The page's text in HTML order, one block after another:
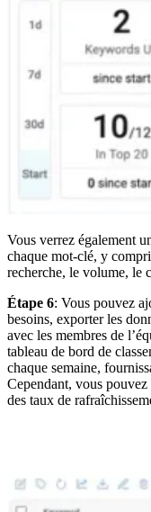
Vous verrez également
chaque mot-clé, y
recherche, le volume, le
Étape 6: Vous pouvez
besoins, exporter les
avec les membres de
tableau de bord de
chaque semaine,
Cependant, vous pouvez
des taux de